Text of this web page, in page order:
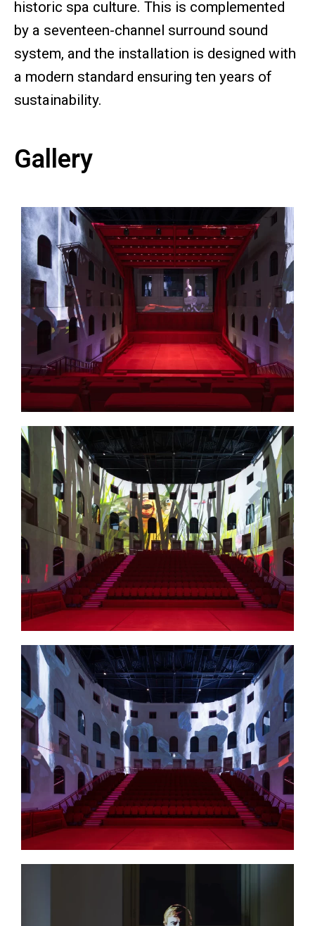
historic spa culture. This is complemented
by a seventeen-channel surround sound
system, and the installation is designed with
a modern standard ensuring ten years of
sustainability.
Gallery